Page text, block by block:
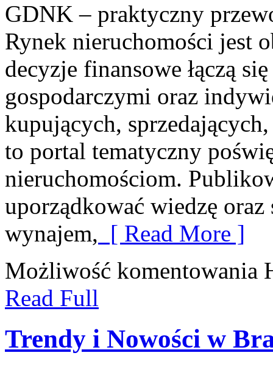
GDNK – praktyczny
Rynek nieruchomości jest
decyzje finansowe łączą
gospodarczymi oraz
kupujących,
to portal tematyczny
nieruchomościom.
uporządkować wiedzę oraz
wynajem, [ Read More ]
Możliwość komentowania
Read Full
Trendy i Nowości w